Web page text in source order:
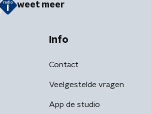
weet meer
Info
Contact
Veelgestelde vragen
App de studio